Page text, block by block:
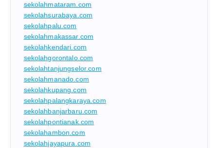
sekolahmataram.com
sekolahsurabaya.com
sekolahpalu.com
sekolahmakassar.com
sekolahkendari.com
sekolahgorontalo.com
sekolahtanjungselor.com
sekolahmanado.com
sekolahkupang.com
sekolahpalangkaraya.com
sekolahbanjarbaru.com
sekolahpontianak.com
sekolahambon.com
sekolahjayapura.com